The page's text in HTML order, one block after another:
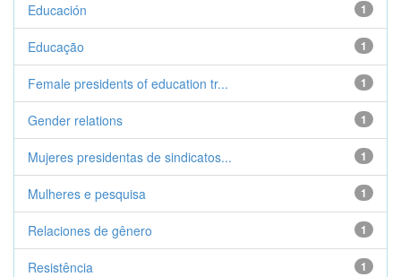
1
Educación
1
Educação
1
Female presidents of education tr...
1
Gender relations
1
Mujeres presidentas de sindicatos...
1
Mulheres e pesquisa
1
Relaciones de gênero
1
Resistência